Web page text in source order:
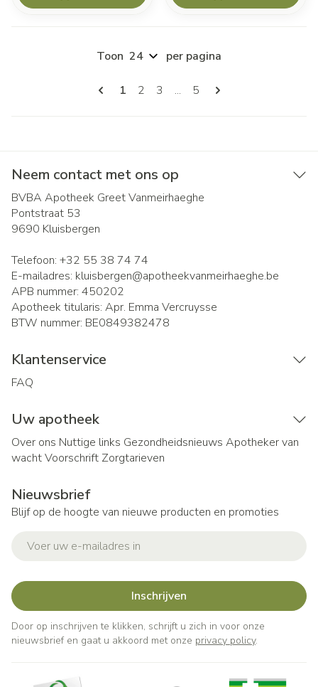
Pagina's
U lees momenteel pagina
1 Pagina
2 Pagina
3 ... Pagina
5
Toon per pagina
Neem contact met ons op
BVBA Apotheek Greet Vanmeirhaeghe
Pontstraat 53
9690 Kluisbergen
Telefoon: +32 55 38 74 74
E-mailadres: kluisbergen@apotheekvanmeirhaeghe.be
APB nummer: 450202
Apotheek titularis: Apr. Emma Vercruysse
BTW nummer: BE0849382478
Klantenservice
FAQ
Uw apotheek
Over ons Nuttige links Gezondheidsnieuws Apotheker van
wachtVoorschrift Zorgtarieven
Nieuwsbrief
Blijf op de hoogte van nieuwe producten en promoties
Inschrijven
Door op inschrijven te klikken, schrijft u zich in voor onze
nieuwsbrief en gaat u akkoord met onze privacy policy.